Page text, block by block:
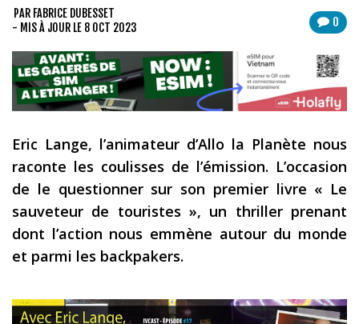
Guides voyages
Contact
Mon journal de bord sur Instagram
Blog voyage
Podcast
Préparer son voyage
LA LETTRE
0
PAR FABRICE DUBESSET
- MIS À JOUR LE 8 OCT 2023
Eric Lange, l’animateur d’Allo la Planète nous
raconte les coulisses de l’émission. L’occasion
de le questionner sur son premier livre « Le
sauveteur de touristes », un thriller prenant
dont l’action nous emmène autour du monde
et parmi les backpakers.